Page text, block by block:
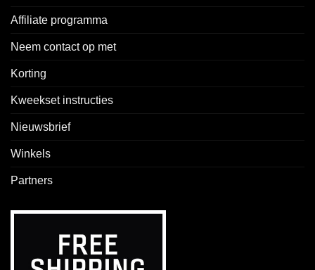
Affiliate programma
Neem contact op met
Korting
Kweekset instructies
Nieuwsbrief
Winkels
Partners